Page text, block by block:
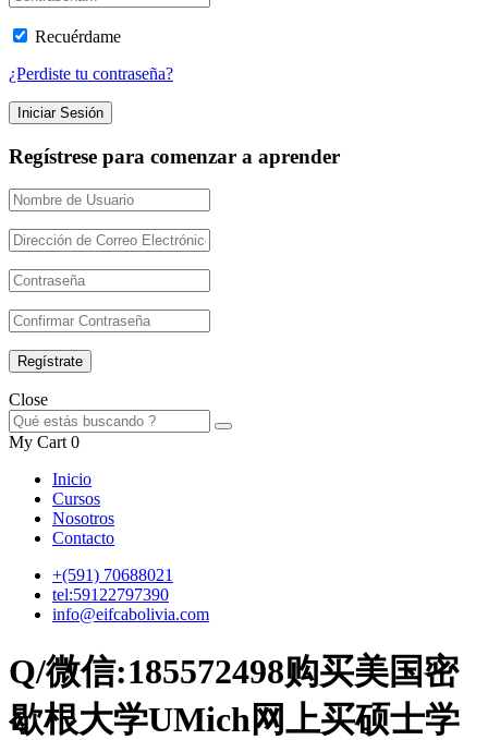
Recuérdame
¿Perdiste tu contraseña?
Regístrese para comenzar a aprender
Close
My Cart 0
Inicio
Cursos
Nosotros
Contacto
+(591) 70688021
tel:59122797390
info@eifcabolivia.com
Q/微信:185572498购买美国密
歇根大学UMich网上买硕士学